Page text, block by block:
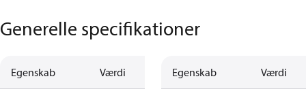
Generelle specifikationer
Egenskab Værdi Egenskab Værdi